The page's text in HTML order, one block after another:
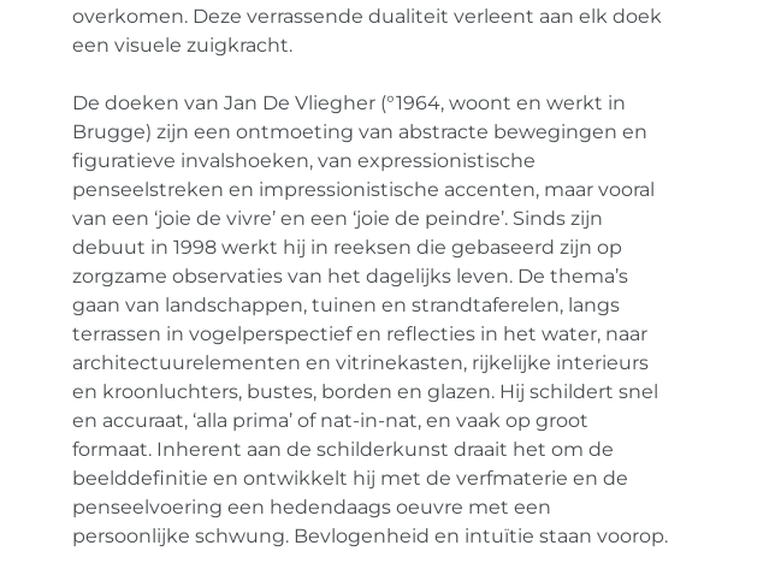
overkomen. Deze verrassende dualiteit verleent aan elk doek
een visuele zuigkracht.
De doeken van Jan De Vliegher (°1964, woont en werkt in
Brugge) zijn een ontmoeting van abstracte bewegingen en
figuratieve invalshoeken, van expressionistische
penseelstreken en impressionistische accenten, maar vooral
van een ‘joie de vivre’ en een ‘joie de peindre’. Sinds zijn
debuut in 1998 werkt hij in reeksen die gebaseerd zijn op
zorgzame observaties van het dagelijks leven. De thema’s
gaan van landschappen, tuinen en strandtaferelen, langs
terrassen in vogelperspectief en reflecties in het water, naar
architectuurelementen en vitrinekasten, rijkelijke interieurs
en kroonluchters, bustes, borden en glazen. Hij schildert snel
en accuraat, ‘alla prima’ of nat-in-nat, en vaak op groot
formaat. Inherent aan de schilderkunst draait het om de
beelddefinitie en ontwikkelt hij met de verfmaterie en de
penseelvoering een hedendaags oeuvre met een
persoonlijke schwung. Bevlogenheid en intuïtie staan voorop.